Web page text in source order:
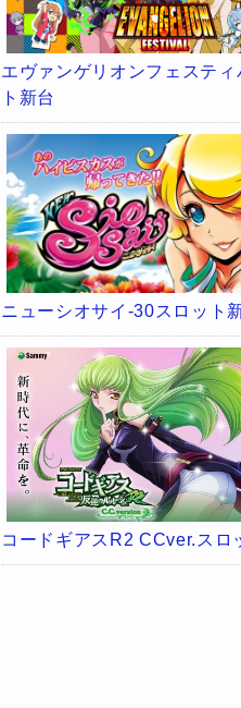
エヴァンゲリオンフェスティ
ト新台
ニューシオサイ-30スロット
コードギアスR2 CCver.スロ